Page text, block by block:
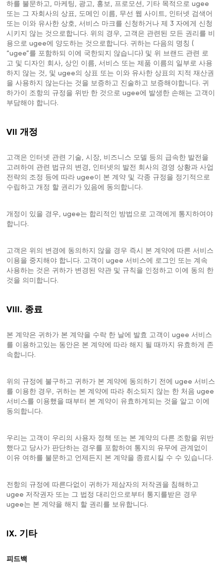
하를 불문하고, 마케팅, 광고, 홍보, 프로모션, 기타 목적으로 ugee
또는 그 자회사의 상표, 도메인 이름, 무선 웹 사이트, 인터넷 검색어
또는 이와 유사한 상호, 서비스 마크를 신청하거나 제 3 자에게 신청
시키지 않는 것으로합니다. 위의 경우, 고객은 관련된 모든 권리를 비
용으로 ugee에 양도하는 것으로합니다. 귀하는 다음의 명칭 (
“ugee”를 포함하되 이에 국한되지 않습니다) 및 위 브랜드 관련 로
고 및 디자인 회사, 상인 이름, 서비스 또는 제품 이름의 일부로 사용
하지 않는 것, 및 ugee의 상표 또는 이와 유사한 상표의 지적 재산권
을 사용하지 않는다는 것을 보증하고 진술하고 보증해야합니다. 귀
하가이 조항의 규정을 위반 한 것으로 ugee에 발생한 손해는 고객이
부담해야 합니다.
VII 개정
고객은 인터넷 관련 기술, 시장, 비즈니스 모델 등의 급속한 발전을
고려하여 관련 법규의 변경, 인터넷의 발전 회사의 경영 상황과 사업
전략의 조정 등에 따라 ugee이 본 계약 및 각종 규정을 정기적으로
수립하고 개정 할 권리가 있음에 동의합니다.
개정이 있을 경우, ugee는 합리적인 방법으로 고객에게 통지하여야
합니다.
고객은 위의 변경에 동의하지 않을 경우 즉시 본 계약에 따른 서비스
이용을 중지해야 합니다. 고객이 ugee 서비스에 로그인 또는 계속
사용하는 것은 귀하가 변경된 약관 및 규칙을 인정하고 이에 동의 한
것을 의미합니다.
VIII. 종료
본 계약은 귀하가 본 계약을 수락 한 날에 발효 고객이 ugee 서비스
를 이용하고있는 동안은 본 계약에 따라 해지 될 때까지 유효하게 존
속합니다.
위의 규정에 불구하고 귀하가 본 계약에 동의하기 전에 ugee 서비스
를 이용한 경우, 귀하는 본 계약에 따라 취소되지 않는 한 처음 ugee
서비스를 이용했을 때부터 본 계약이 유효하게되는 것을 알고 이에
동의합니다.
우리는 고객이 우리의 사용자 정책 또는 본 계약의 다른 조항을 위반
했다고 당사가 판단하는 경우를 포함하여 통지의 유무에 관계없이
이유 여하를 불문하고 언제든지 본 계약을 종료시킬 수 수 있습니다.
전항의 규정에 따른다없이 귀하가 제삼자의 저작권을 침해하고
ugee 저작권자 또는 그 법정 대리인으로부터 통지를받은 경우
ugee는 본 계약을 해지 할 권리를 보유합니다.
IX. 기타
피드백